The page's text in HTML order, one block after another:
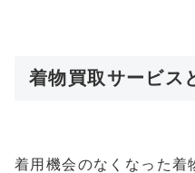
着物買取サービス
着用機会のなくなった着